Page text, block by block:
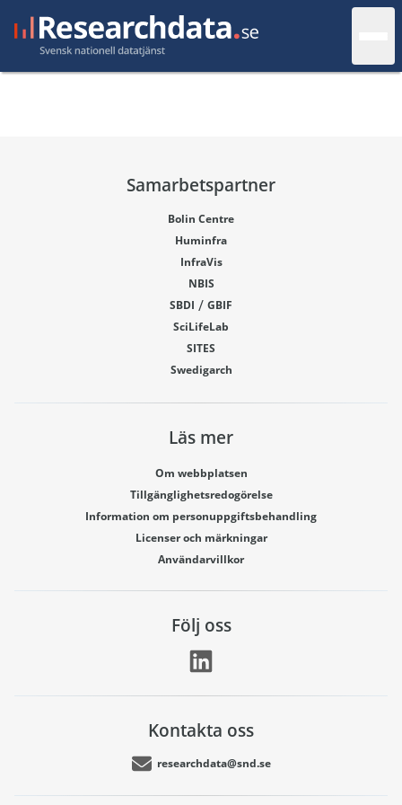
Samarbetspartner
Bolin Centre
Huminfra
InfraVis
NBIS
SBDI / GBIF
SciLifeLab
SITES
Swedigarch
Läs mer
Om webbplatsen
Tillgänglighetsredogörelse
Information om personuppgiftsbehandling
Licenser och märkningar
Användarvillkor
Följ oss
Kontakta oss
researchdata@snd.se